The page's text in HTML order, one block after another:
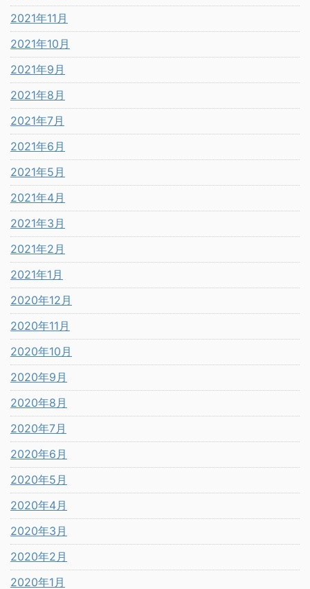
2021年11月
2021年10月
2021年9月
2021年8月
2021年7月
2021年6月
2021年5月
2021年4月
2021年3月
2021年2月
2021年1月
2020年12月
2020年11月
2020年10月
2020年9月
2020年8月
2020年7月
2020年6月
2020年5月
2020年4月
2020年3月
2020年2月
2020年1月